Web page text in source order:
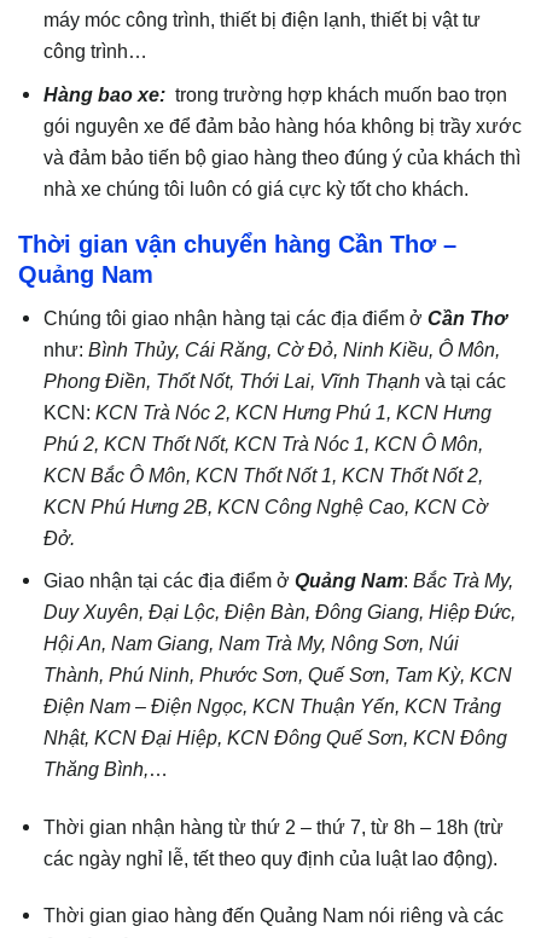
máy móc công trình, thiết bị điện lạnh, thiết bị vật tư
công trình…
Hàng bao xe: trong trường hợp khách muốn bao trọn
gói nguyên xe để đảm bảo hàng hóa không bị trầy xước
và đảm bảo tiến bộ giao hàng theo đúng ý của khách thì
nhà xe chúng tôi luôn có giá cực kỳ tốt cho khách.
Thời gian vận chuyển hàng Cần Thơ –
Quảng Nam
Chúng tôi giao nhận hàng tại các địa điểm ởCần Thơ
như: Bình Thủy, Cái Răng, Cờ Đỏ, Ninh Kiều, Ô Môn,
Phong Điền, Thốt Nốt, Thới Lai, Vĩnh Thạnh và tại các
KCN: KCN Trà Nóc 2, KCN Hưng Phú 1, KCN Hưng
Phú 2, KCN Thốt Nốt, KCN Trà Nóc 1, KCN Ô Môn,
KCN Bắc Ô Môn, KCN Thốt Nốt 1, KCN Thốt Nốt 2,
KCN Phú Hưng 2B, KCN Công Nghệ Cao, KCN Cờ
Đở.
Giao nhận tại các địa điểm ởQuảng Nam: Bắc Trà My,
Duy Xuyên, Đại Lộc, Điện Bàn, Đông Giang, Hiệp Đức,
Hội An, Nam Giang, Nam Trà My, Nông Sơn, Núi
Thành, Phú Ninh, Phước Sơn, Quế Sơn, Tam Kỳ, KCN
Điện Nam – Điện Ngọc, KCN Thuận Yến, KCN Trảng
Nhật, KCN Đại Hiệp, KCN Đông Quế Sơn, KCN Đông
Thăng Bình,…
Thời gian nhận hàng từ thứ 2 – thứ 7, từ 8h – 18h (trừ
các ngày nghỉ lễ, tết theo quy định của luật lao động).
Thời gian giao hàng đến Quảng Nam nói riêng và các